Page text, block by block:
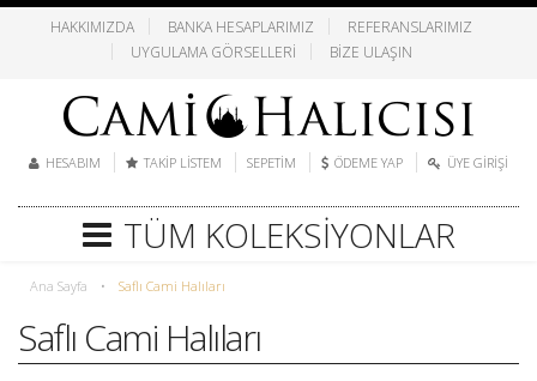
HAKKIMIZDA BANKA HESAPLARIMIZ
REFERANSLARIMIZ
UYGULAMA GÖRSELLERI
BIZE ULAŞIN
HESABIM TAKIP LISTEM SEPETIM ÖDEME YAP ÜYE GIRIŞI
TÜM KOLEKSIYONLAR
Ana Sayfa • Saflı Cami Halıları
Saflı Cami Halıları